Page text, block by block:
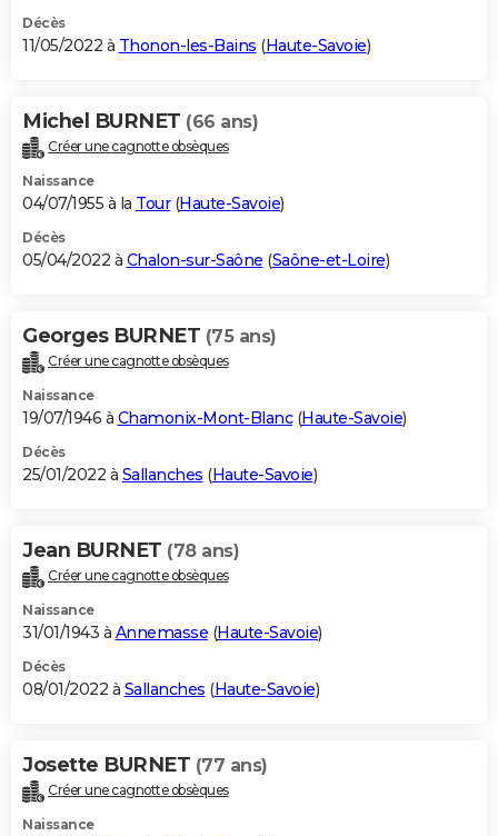
Décès
11/05/2022 à Thonon-les-Bains (Haute-Savoie)
Michel BURNET (66 ans)
Créer une cagnotte obsèques
Naissance
04/07/1955 à la Tour(Haute-Savoie)
Décès
05/04/2022 à Chalon-sur-Saône (Saône-et-Loire)
Georges BURNET (75 ans)
Créer une cagnotte obsèques
Naissance
19/07/1946 à Chamonix-Mont-Blanc(Haute-Savoie)
Décès
25/01/2022 à Sallanches (Haute-Savoie)
Jean BURNET (78 ans)
Créer une cagnotte obsèques
Naissance
31/01/1943 à Annemasse (Haute-Savoie)
Décès
08/01/2022 à Sallanches (Haute-Savoie)
Josette BURNET (77 ans)
Créer une cagnotte obsèques
Naissance